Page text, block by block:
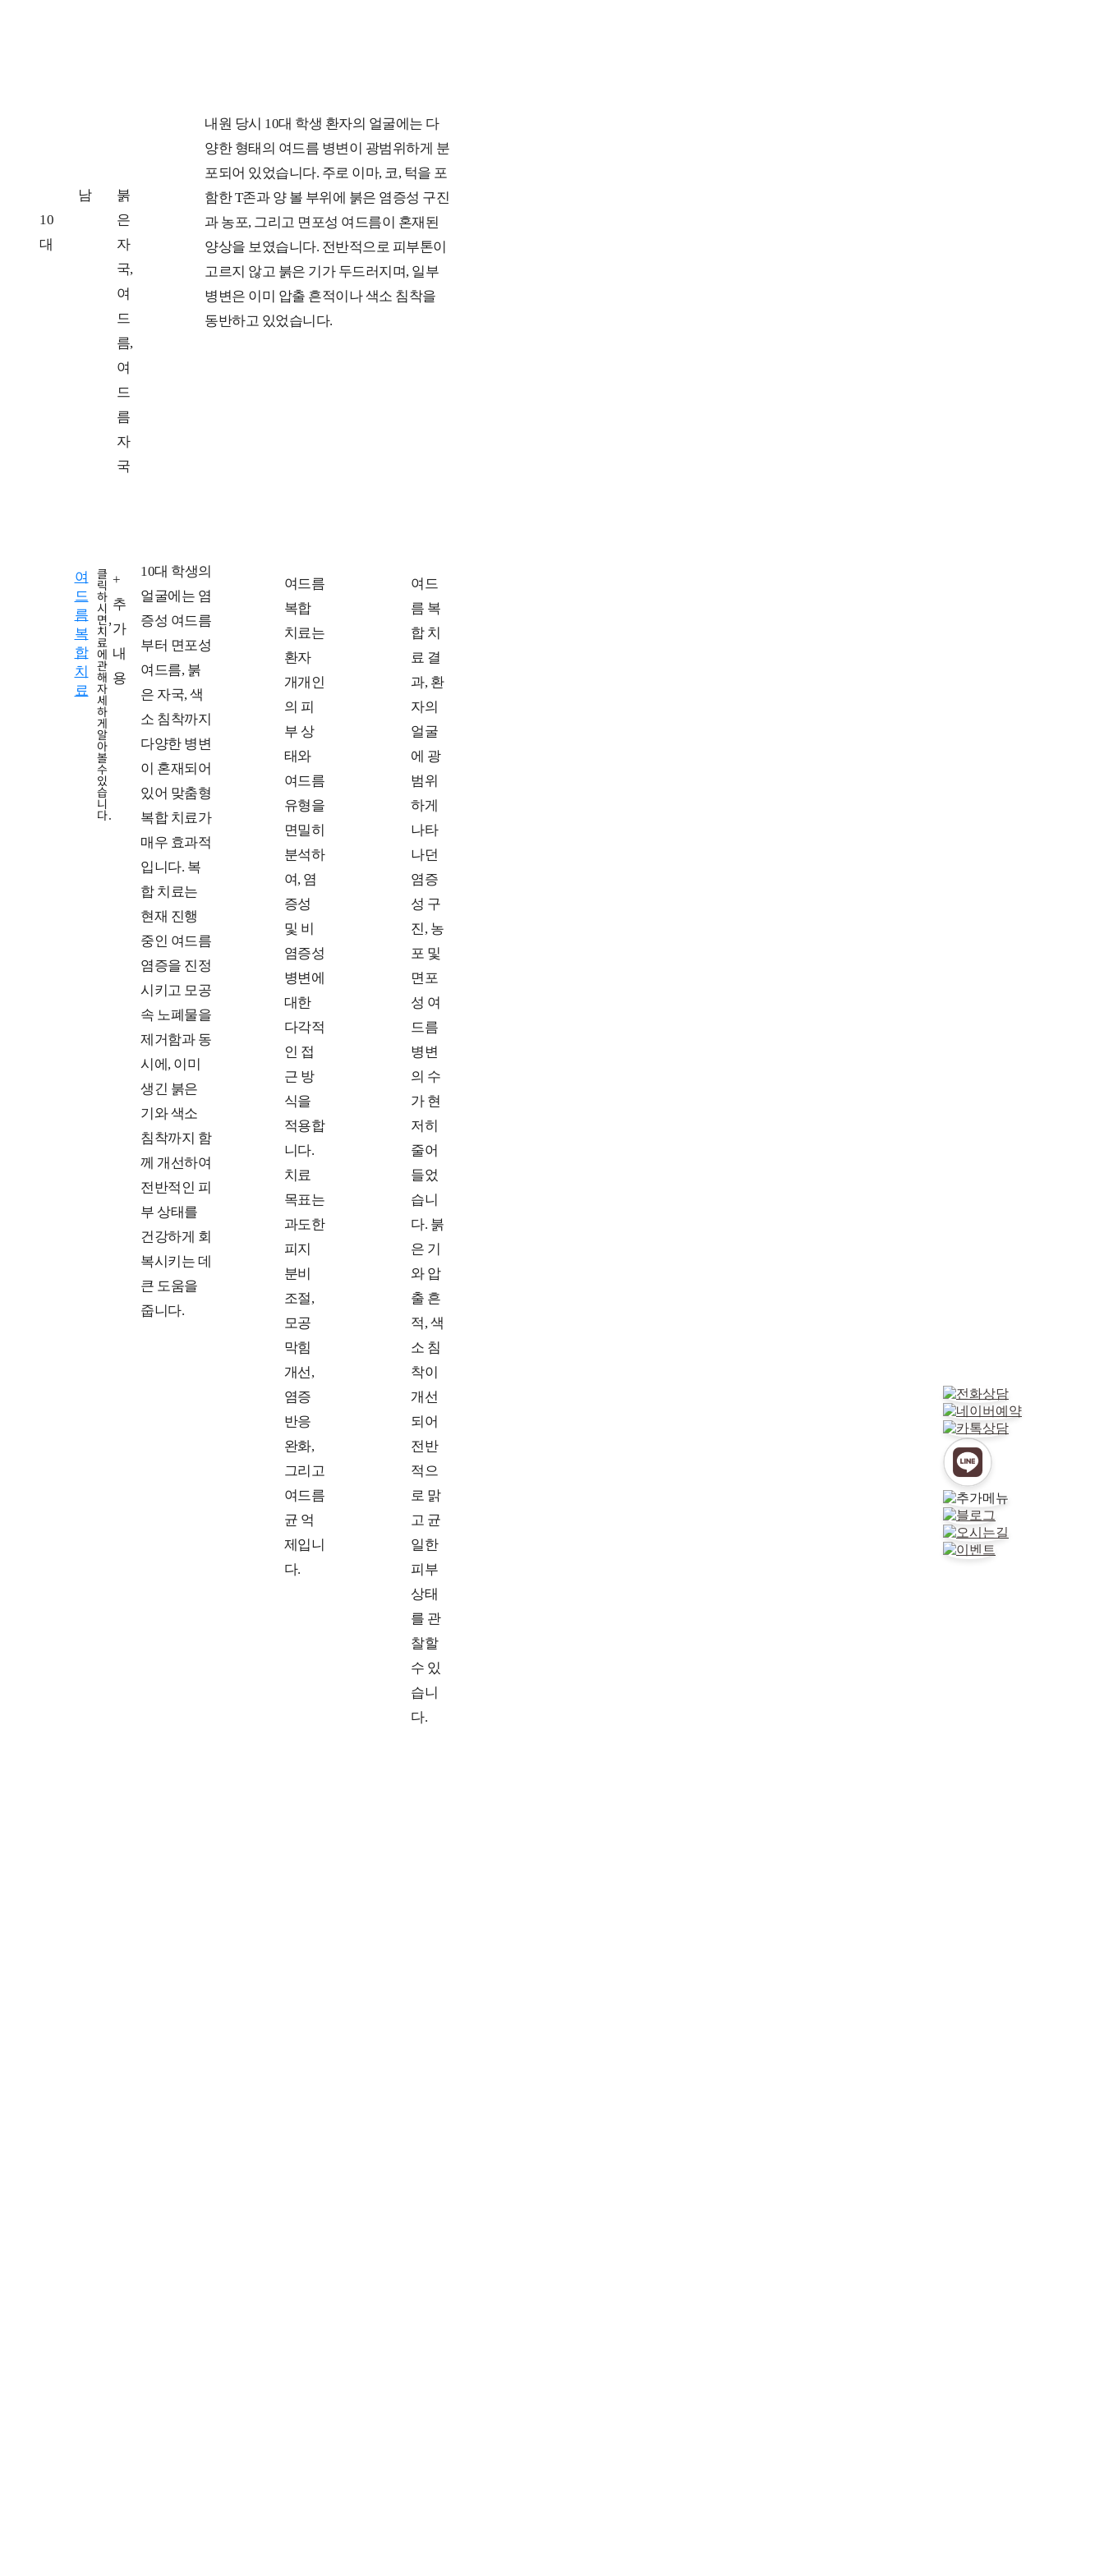
10
대
남
붉
은
자
국,
여
드
름,
여
드
름
자
국
내원 당시 10대 학생 환자의 얼굴에는 다
양한 형태의 여드름 병변이 광범위하게 분
포되어 있었습니다. 주로 이마, 코, 턱을 포
함한 T존과 양 볼 부위에 붉은 염증성 구진
과 농포, 그리고 면포성 여드름이 혼재된
양상을 보였습니다. 전반적으로 피부톤이
고르지 않고 붉은 기가 두드러지며, 일부
병변은 이미 압출 흔적이나 색소 침착을
동반하고 있었습니다.
여
드
름
복
합
치
료
클
릭
하
시
면,
치
료
에
관
해
자
세
하
게
알
아
볼
수
있
습
니
다.
+
추
가
내
용
10대 학생의
얼굴에는 염
증성 여드름
부터 면포성
여드름, 붉
은 자국, 색
소 침착까지
다양한 병변
이 혼재되어
있어 맞춤형
복합 치료가
매우 효과적
입니다. 복
합 치료는
현재 진행
중인 여드름
염증을 진정
시키고 모공
속 노폐물을
제거함과 동
시에, 이미
생긴 붉은
기와 색소
침착까지 함
께 개선하여
전반적인 피
부 상태를
건강하게 회
복시키는 데
큰 도움을
줍니다.
여드름
복합
치료는
환자
개개인
의 피
부 상
태와
여드름
유형을
면밀히
분석하
여, 염
증성
및 비
염증성
병변에
대한
다각적
인 접
근 방
식을
적용합
니다.
치료
목표는
과도한
피지
분비
조절,
모공
막힘
개선,
염증
반응
완화,
그리고
여드름
균 억
제입니
다.
여드
름 복
합 치
료 결
과, 환
자의
얼굴
에 광
범위
하게
나타
나던
염증
성 구
진, 농
포 및
면포
성 여
드름
병변
의 수
가 현
저히
줄어
들었
습니
다. 붉
은 기
와 압
출 흔
적, 색
소 침
착이
개선
되어
전반
적으
로 맑
고 균
일한
피부
상태
를 관
찰할
수 있
습니
다.